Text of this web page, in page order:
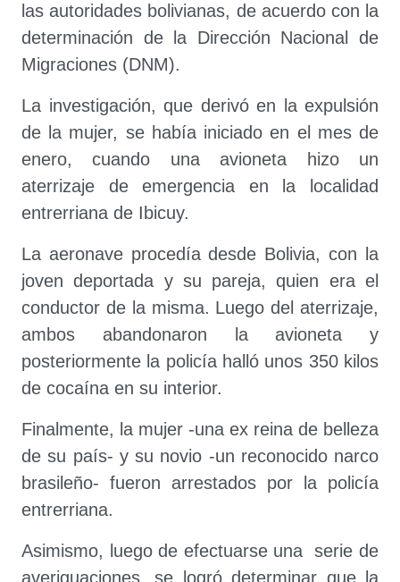
las autoridades bolivianas, de acuerdo con la
determinación de la Dirección Nacional de
Migraciones (DNM).
La investigación, que derivó en la expulsión
de la mujer, se había iniciado en el mes de
enero, cuando una avioneta hizo un
aterrizaje de emergencia en la localidad
entrerriana de Ibicuy.
La aeronave procedía desde Bolivia, con la
joven deportada y su pareja, quien era el
conductor de la misma. Luego del aterrizaje,
ambos abandonaron la avioneta y
posteriormente la policía halló unos 350 kilos
de cocaína en su interior.
Finalmente, la mujer -una ex reina de belleza
de su país- y su novio -un reconocido narco
brasileño- fueron arrestados por la policía
entrerriana.
Asimismo, luego de efectuarse una serie de
averiguaciones, se logró determinar que la